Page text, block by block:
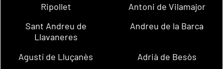
Ripollet
Antoni de Vilamajor
Sant Andreu de
Llavaneres
Andreu de la Barca
Agustí de Lluçanès
Adrià de Besòs